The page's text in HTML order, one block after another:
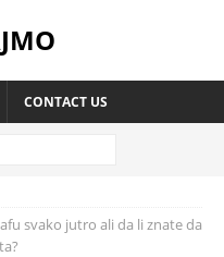
CONTACT US
svako jutro ali da li znate da